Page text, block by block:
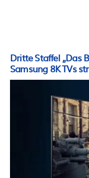
Dritte Staffel „Das
Samsung 8K TVs